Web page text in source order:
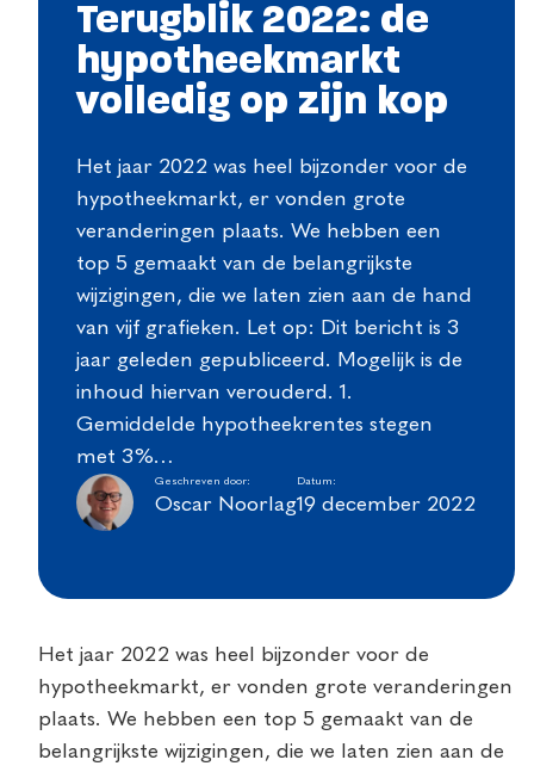
Terugblik 2022: de
hypotheekmarkt
volledig op zijn kop
Het jaar 2022 was heel bijzonder voor de
hypotheekmarkt, er vonden grote
veranderingen plaats. We hebben een
top 5 gemaakt van de belangrijkste
wijzigingen, die we laten zien aan de hand
van vijf grafieken. Let op: Dit bericht is 3
jaar geleden gepubliceerd. Mogelijk is de
inhoud hiervan verouderd. 1.
Gemiddelde hypotheekrentes stegen
met 3%…
Geschreven door:
Oscar Noorlag
Datum:
19 december 2022
Het jaar 2022 was heel bijzonder voor de
hypotheekmarkt, er vonden grote veranderingen
plaats. We hebben een top 5 gemaakt van de
belangrijkste wijzigingen, die we laten zien aan de